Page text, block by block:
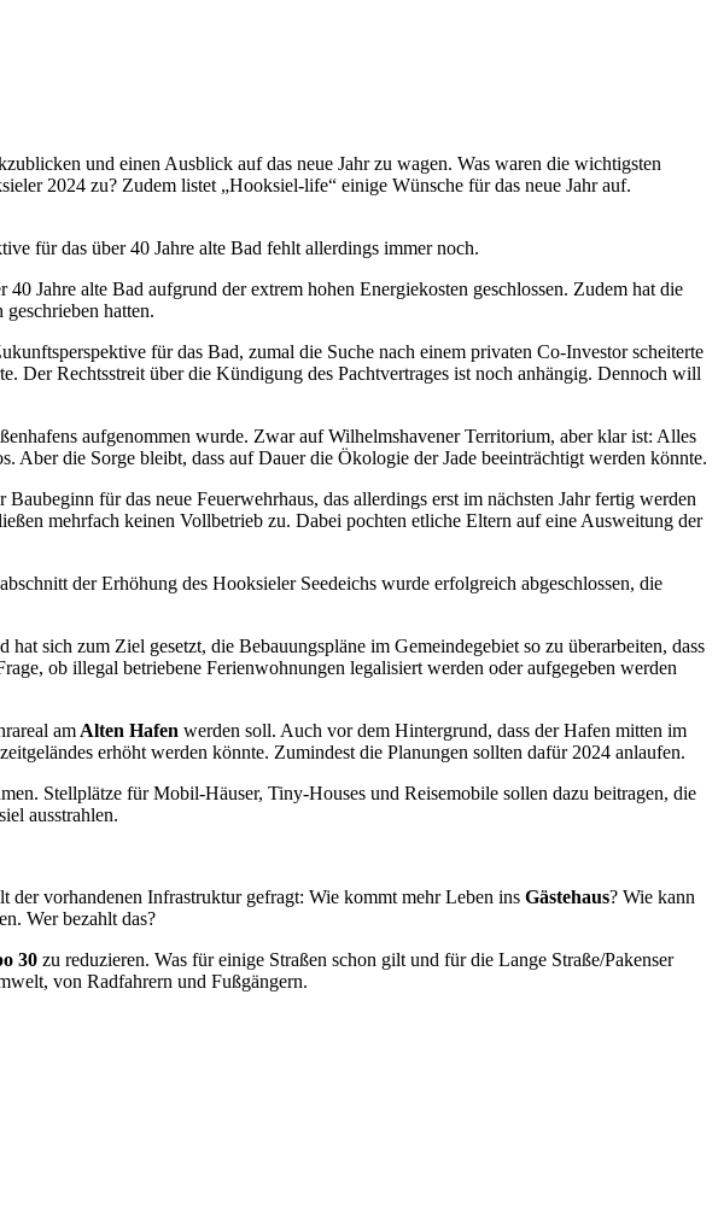
und einen Ausblick auf das neue Jahr zu wagen. Was waren die wichtigsten
2024 zu? Zudem listet „Hooksiel-life“ einige Wünsche für das neue Jahr auf.
für das über 40 Jahre alte Bad fehlt allerdings immer noch.
Jahre alte Bad aufgrund der extrem hohen Energiekosten geschlossen. Zudem hat die
hatten.
für das Bad, zumal die Suche nach einem privaten Co-Investor scheiterte
Der Rechtsstreit über die Kündigung des Pachtvertrages ist noch anhängig. Dennoch will
aufgenommen wurde. Zwar auf Wilhelmshavener Territorium, aber klar ist: Alles
die Sorge bleibt, dass auf Dauer die Ökologie der Jade beeinträchtigt werden könnte.
Baubeginn für das neue Feuerwehrhaus, das allerdings erst im nächsten Jahr fertig werden
mehrfach keinen Vollbetrieb zu. Dabei pochten etliche Eltern auf eine Ausweitung der
der Erhöhung des Hooksieler Seedeichs wurde erfolgreich abgeschlossen, die
hat sich zum Ziel gesetzt, die Bebauungspläne im Gemeindegebiet so zu überarbeiten, dass
ob illegal betriebene Ferienwohnungen legalisiert werden oder aufgegeben werden
amAlten Hafen werden soll. Auch vor dem Hintergrund, dass der Hafen mitten im
erhöht werden könnte. Zumindest die Planungen sollten dafür 2024 anlaufen.
Stellplätze für Mobil-Häuser, Tiny-Houses und Reisemobile sollen dazu beitragen, die
ausstrahlen.
der vorhandenen Infrastruktur gefragt: Wie kommt mehr Leben ins Gästehaus? Wie kann
Wer bezahlt das?
30 zu reduzieren. Was für einige Straßen schon gilt und für die Lange Straße/Pakenser
von Radfahrern und Fußgängern.